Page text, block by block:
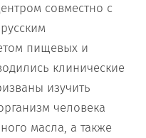
совместно с
пищевых и
клинические
изучить
человека
масла, а также